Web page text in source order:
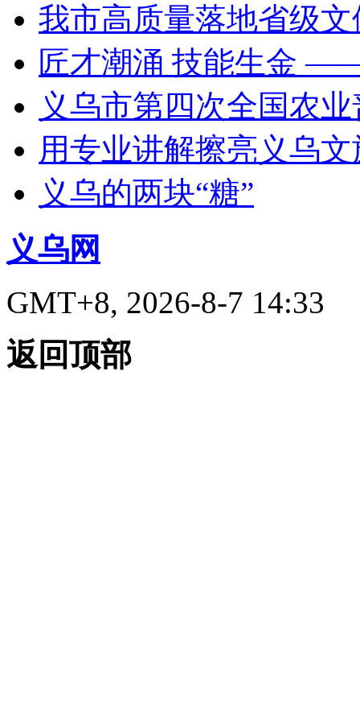
我市高质量落地省级
匠才潮涌 技能生金
义乌市第四次全国农
用专业讲解擦亮义乌
义乌的两块“糖”
义乌网
GMT+8, 2026-8-7 14:33
返回顶部